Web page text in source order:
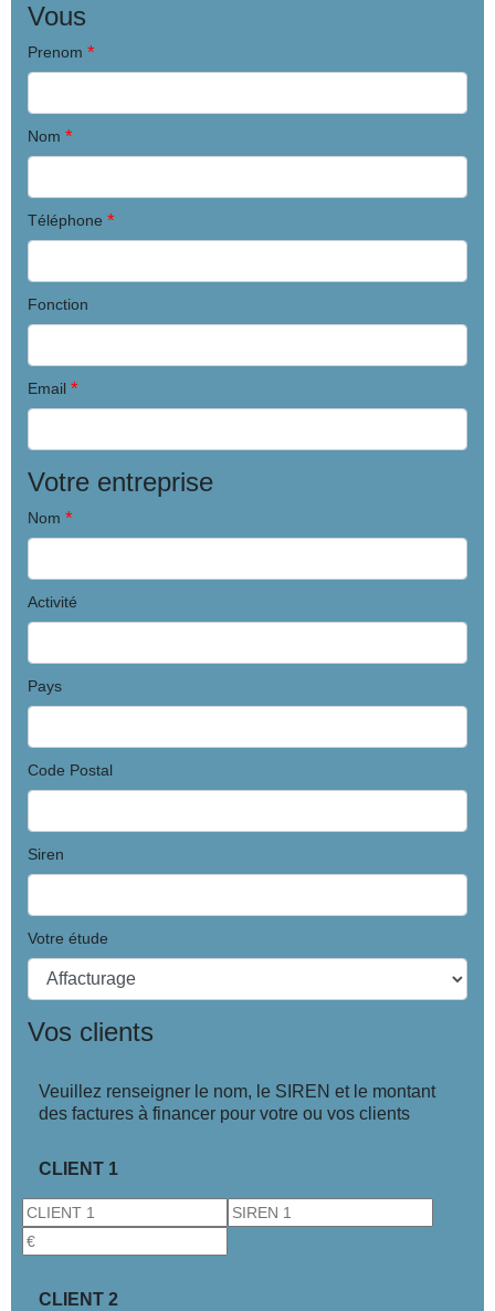
Vous
Prenom *
Nom *
Téléphone *
Fonction
Email *
Votre entreprise
Nom *
Activité
Pays
Code Postal
Siren
Votre étude
Vos clients
Veuillez renseigner le nom, le SIREN et le montant
des factures à financer pour votre ou vos clients
CLIENT 1
CLIENT 2